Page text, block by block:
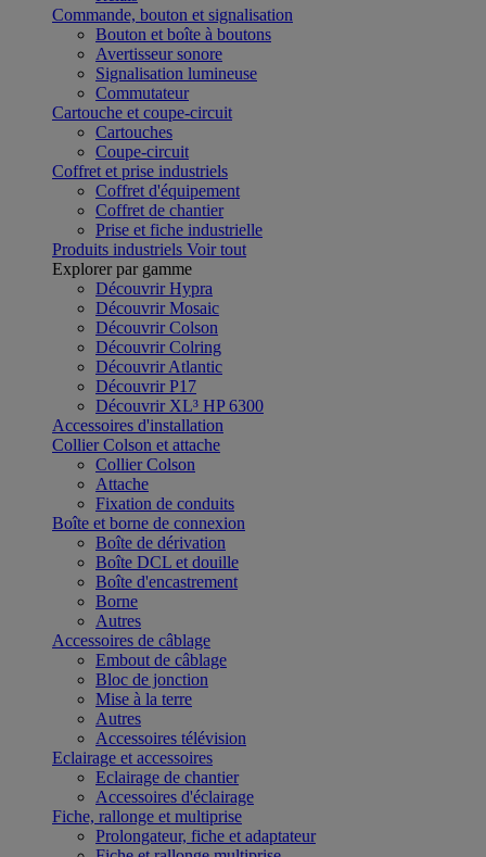
Commande, bouton et signalisation
Bouton et boîte à boutons
Avertisseur sonore
Signalisation lumineuse
Commutateur
Cartouche et coupe-circuit
Cartouches
Coupe-circuit
Coffret et prise industriels
Coffret d'équipement
Coffret de chantier
Prise et fiche industrielle
Produits industriels Voir tout
Explorer par gamme
Découvrir Hypra
Découvrir Mosaic
Découvrir Colson
Découvrir Colring
Découvrir Atlantic
Découvrir P17
Découvrir XL³ HP 6300
Accessoires d'installation
Collier Colson et attache
Collier Colson
Attache
Fixation de conduits
Boîte et borne de connexion
Boîte de dérivation
Boîte DCL et douille
Boîte d'encastrement
Borne
Autres
Accessoires de câblage
Embout de câblage
Bloc de jonction
Mise à la terre
Autres
Accessoires télévision
Eclairage et accessoires
Eclairage de chantier
Accessoires d'éclairage
Fiche, rallonge et multiprise
Prolongateur, fiche et adaptateur